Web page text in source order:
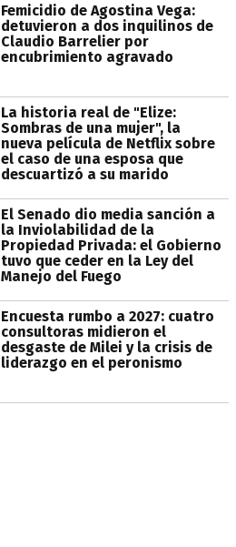
Femicidio de Agostina Vega:
detuvieron a dos inquilinos de
Claudio Barrelier por
encubrimiento agravado
La historia real de "Elize:
Sombras de una mujer", la
nueva película de Netflix sobre
el caso de una esposa que
descuartizó a su marido
El Senado dio media sanción a
la Inviolabilidad de la
Propiedad Privada: el Gobierno
tuvo que ceder en la Ley del
Manejo del Fuego
Encuesta rumbo a 2027: cuatro
consultoras midieron el
desgaste de Milei y la crisis de
liderazgo en el peronismo